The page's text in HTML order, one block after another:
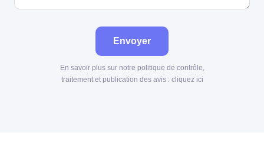
Envoyer
En savoir plus sur notre politique de contrôle,
traitement et publication des avis : cliquez ici